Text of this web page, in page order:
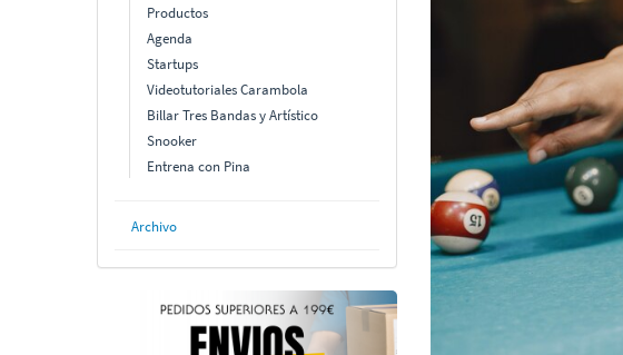
Productos
Agenda
Startups
Videotutoriales Carambola
Billar Tres Bandas y Artístico
Snooker
Entrena con Pina
Archivo